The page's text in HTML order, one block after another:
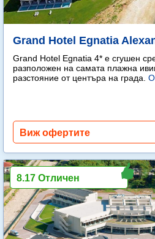
Grand Hotel Egnatia
Grand Hotel Egnatia 4* e сгушен
разположен на самата плажна
разстояние от центъра на града.
Виж офертите
8.17 Отличен